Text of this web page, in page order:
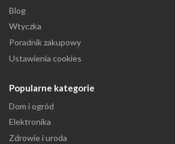
Blog
Wtyczka
Poradnik zakupowy
Ustawienia cookies
Popularne kategorie
Dom i ogród
Elektronika
Zdrowie i uroda